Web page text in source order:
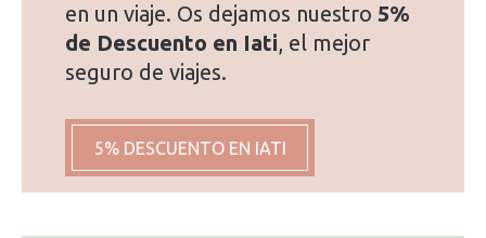
en un viaje. Os dejamos nuestro 5%
de Descuento en Iati, el mejor
seguro de viajes.
5% DESCUENTO EN IATI